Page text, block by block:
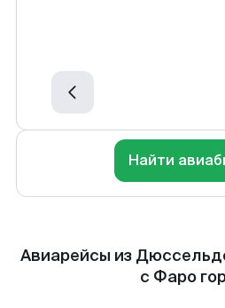
Найти
Авиарейсы из
с Фаро